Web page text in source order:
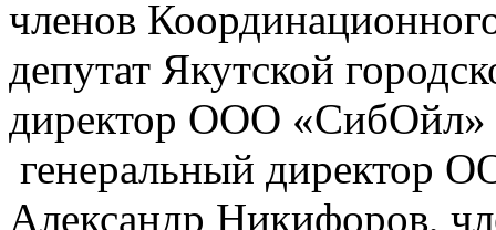
членов
депутат Якутской
директор ООО «СибОйл»
генеральный директор
Александр Никифоров,